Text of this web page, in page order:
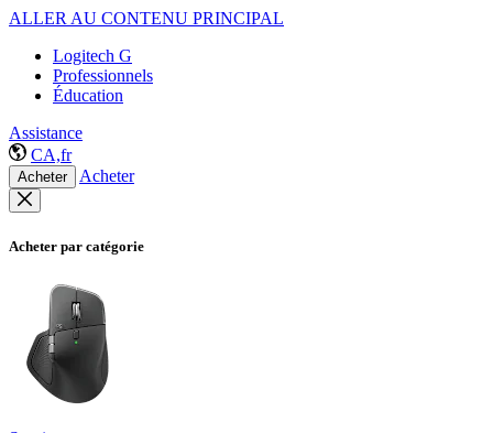
ALLER AU CONTENU PRINCIPAL
Logitech G
Professionnels
Éducation
Assistance
CA,fr
Acheter Acheter
Acheter par catégorie